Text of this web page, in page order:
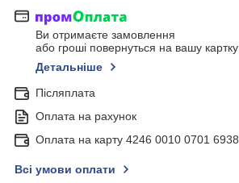
Ви отримаєте замовлення
або гроші повернуться на вашу картку
Детальніше
Післяплата
Оплата на рахунок
Оплата на карту 4246 0010 0701 6938
Всі умови оплати